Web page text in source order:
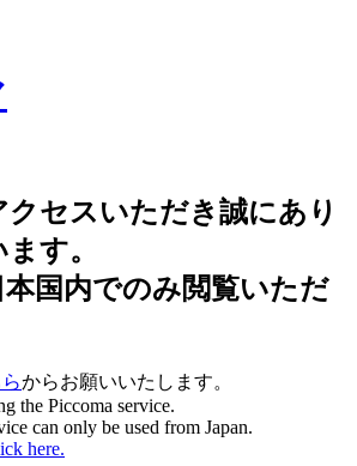
クセスいただき誠にあり
す。
国内でのみ閲覧いただ
からお願いいたします。
the Piccoma service.
can only be used from Japan.
here.